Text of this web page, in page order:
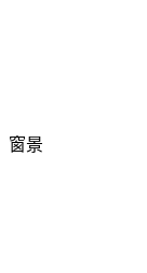
窗景